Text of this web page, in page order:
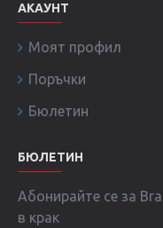
АКАУНТ
Моят профил
Поръчки
Бюлетин
БЮЛЕТИН
Абонирайте се за
в крак